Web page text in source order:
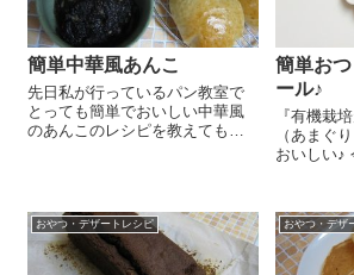
簡単中華風あんこ
先日私が行っているパン教室で
とっても簡単でおいしい中華風
のあんこのレシピを教えてもら
の作り方は市販のこしあん150...
簡単お
ール♪
『有機栽
（あまぐ
おいしい♪ 今日は混ぜるだけの簡
包装のク
㎝角くら
天津甘栗
おやつ・デザートレシピ おやつ・デザ